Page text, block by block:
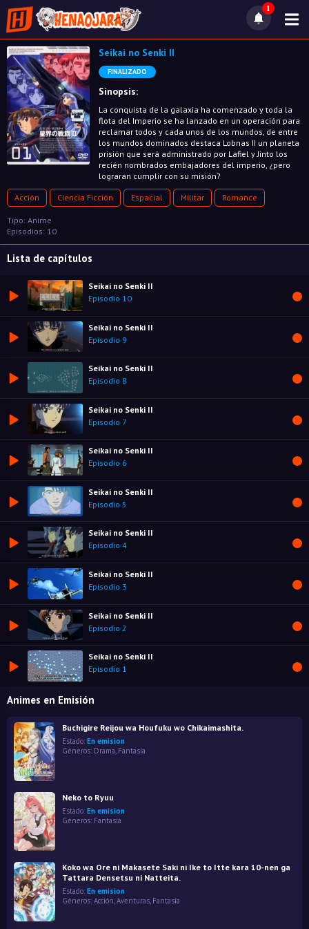
1
Seikai no Senki II
FINALIZADO
Sinopsis:
La conquista de la galaxia ha comenzado y toda la
flota del Imperio se ha lanzado en un operación para
reclamar todos y cada unos de los mundos, de entre
los mundos dominados destaca Lobnas II un planeta
prisión que será administrado por Lafiel y Jinto los
recién nombrados embajadores del imperio, ¿pero
lograran cumplir con su misión?
Acción Ciencia Ficción Espacial Militar Romance
Tipo: Anime
Episodios: 10
Lista de capítulos
Seikai no Senki II
Episodio 10
Seikai no Senki II
Episodio 9
Seikai no Senki II
Episodio 8
Seikai no Senki II
Episodio 7
Seikai no Senki II
Episodio 6
Seikai no Senki II
Episodio 5
Seikai no Senki II
Episodio 4
Seikai no Senki II
Episodio 3
Seikai no Senki II
Episodio 2
Seikai no Senki II
Episodio 1
Animes en Emisión
Buchigire Reijou wa Houfuku wo Chikaimashita.
Estado: En emision
Géneros: Drama Fantasía
Neko to Ryuu
Estado: En emision
Géneros: Fantasía
Koko wa Ore ni Makasete Saki ni Ike to Itte kara 10-nen ga
Tattara Densetsu ni Natteita.
Estado: En emision
Géneros: Acción,Aventuras, Fantasía